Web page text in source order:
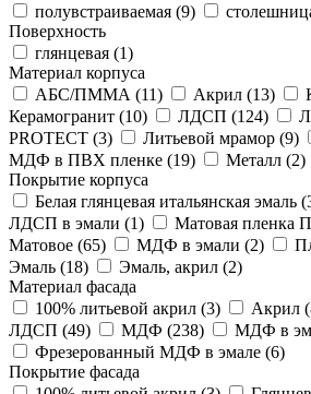
полувстраиваемая (9)
Поверхность
глянцевая (1)
Материал корпуса
АБС/ПММА (11) Акрил (13)
Керамогранит (10) ЛДСП (124)
PROTECT (3) Литьевой мрамор (9)
МДФ в ПВХ пленке (19) Металл (2)
Покрытие корпуса
Белая глянцевая итальянская эмаль (
ЛДСП в эмали (1) Матовая пленка
Матовое (65) МДФ в эмали (2)
Эмаль (18) Эмаль, акрил (2)
Материал фасада
100% литьевой акрил (3) Акрил (
ЛДСП (49) МДФ (238) МДФ в
Фрезерованный МДФ в эмале (6)
Покрытие фасада